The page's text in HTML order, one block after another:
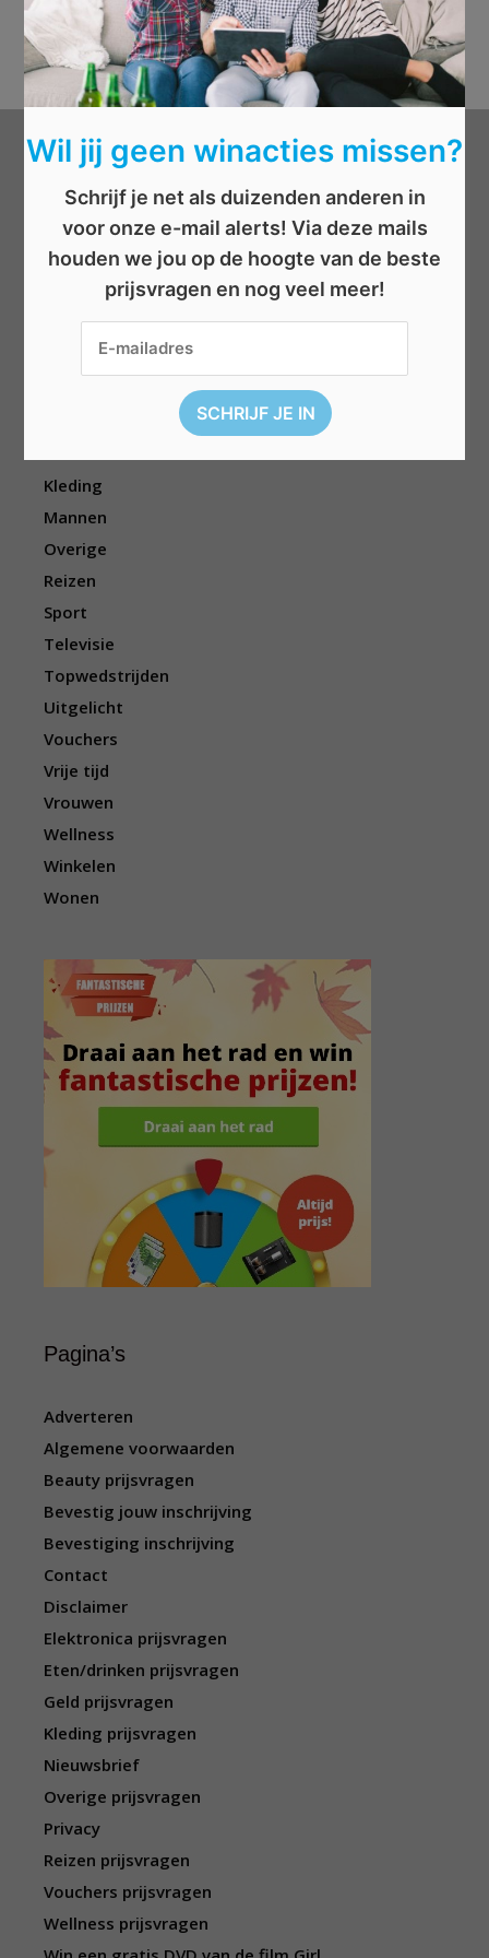
Categorieën
Beauty
Boeken
Dieren
Elektronica
Kleding
Mannen
Overige
Reizen
Sport
Televisie
Topwedstrijden
Uitgelicht
Vouchers
Vrije tijd
Vrouwen
Wellness
Winkelen
Wonen
Pagina’s
Adverteren
Algemene voorwaarden
Beauty prijsvragen
Bevestig jouw inschrijving
Bevestiging inschrijving
Contact
Disclaimer
Elektronica prijsvragen
Eten/drinken prijsvragen
Geld prijsvragen
Kleding prijsvragen
Nieuwsbrief
Overige prijsvragen
Privacy
Reizen prijsvragen
Vouchers prijsvragen
Wellness prijsvragen
Wil jij geen winacties missen?
Schrijf je net als duizenden anderen in
voor onze e-mail alerts! Via deze mails
houden we jou op de hoogte van de beste
prijsvragen en nog veel meer!